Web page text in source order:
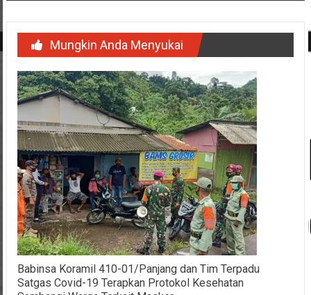
Mungkin Anda Menyukai
Babinsa Koramil 410-01/Panjang dan Tim Terpadu
Satgas Covid-19 Terapkan Protokol Kesehatan